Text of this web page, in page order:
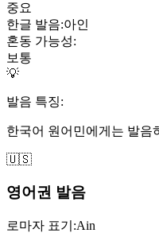
중요
한글 발음:아인
혼동 가능성:
보통
💡
발음 특징:
한국어 원어민에게는 발음
🇺🇸
영어권 발음
로마자 표기:Ain